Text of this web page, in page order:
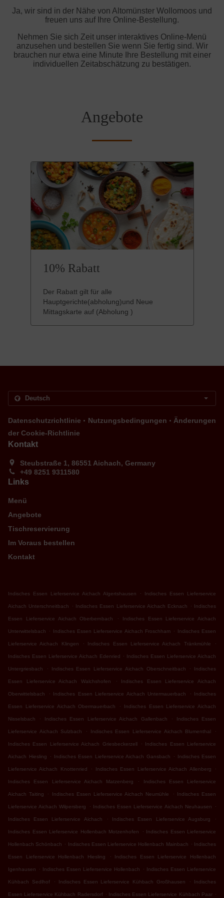
Ja, wir sind in der Nähe von Altomünster Wollomoos und
freuen uns auf Ihre Online-Bestellung.
Nehmen Sie sich Zeit unser interaktives Online-Menü
anzusehen und bestellen Sie wenn Sie fertig sind. Wir
brauchen nur etwa eine Minute Ihre Bestellung mit einer
individuellen Zeitabschätzung zu bestätigen.
Angebote
10% Rabatt
Der Rabatt gilt für alle
Hauptgerichte(abholung)und Neue
Mittagskarte auf (Abholung )
Datenschutzrichtlinie . Nutzungsbedingungen . Änderungen
der Cookie-Richtlinie
Kontakt
Steubstraße 1, 86551 Aichach, Germany
+49 8251 9311580
Links
Menü
Angebote
Tischreservierung
Im Voraus bestellen
Kontakt
Indisches Essen Lieferservice Aichach Algertshausen . Indisches Essen Lieferservice
Aichach Unterschneitbach . Indisches Essen Lieferservice Aichach Ecknach . Indisches
Essen Lieferservice Aichach Oberbernbach . Indisches Essen Lieferservice Aichach
Unterwittelsbach . Indisches Essen Lieferservice Aichach Froschham . Indisches Essen
Lieferservice Aichach Klingen . Indisches Essen Lieferservice Aichach Tränkmühle .
Indisches Essen Lieferservice Aichach Edenried . Indisches Essen Lieferservice Aichach
Untergriesbach . Indisches Essen Lieferservice Aichach Oberschneitbach . Indisches
Essen Lieferservice Aichach Walchshofen . Indisches Essen Lieferservice Aichach
Oberwittelsbach . Indisches Essen Lieferservice Aichach Untermauerbach . Indisches
Essen Lieferservice Aichach Obermauerbach . Indisches Essen Lieferservice Aichach
Nisselsbach . Indisches Essen Lieferservice Aichach Gallenbach . Indisches Essen
Lieferservice Aichach Sulzbach . Indisches Essen Lieferservice Aichach Blumenthal .
Indisches Essen Lieferservice Aichach Griesbeckerzell . Indisches Essen Lieferservice
Aichach Hiesling . Indisches Essen Lieferservice Aichach Gansbach . Indisches Essen
Lieferservice Aichach Knottenried . Indisches Essen Lieferservice Aichach Allenberg .
Indisches Essen Lieferservice Aichach Matzenberg . Indisches Essen Lieferservice
Aichach Taiting . Indisches Essen Lieferservice Aichach Neumühle . Indisches Essen
Lieferservice Aichach Wilpersberg . Indisches Essen Lieferservice Aichach Neuhausen .
Indisches Essen Lieferservice Aichach . Indisches Essen Lieferservice Augsburg .
Indisches Essen Lieferservice Hollenbach Motzenhofen . Indisches Essen Lieferservice
Hollenbach Schönbach . Indisches Essen Lieferservice Hollenbach Mainbach . Indisches
Essen Lieferservice Hollenbach Hiesling . Indisches Essen Lieferservice Hollenbach
Igenhausen . Indisches Essen Lieferservice Hollenbach . Indisches Essen Lieferservice
Kühbach Sedlhof . Indisches Essen Lieferservice Kühbach Großhausen . Indisches
Essen Lieferservice Kühbach Radersdorf . Indisches Essen Lieferservice Kühbach Paar .